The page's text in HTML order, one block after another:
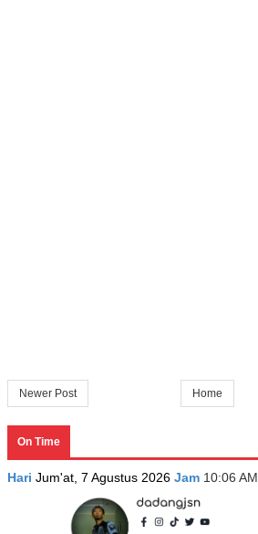
Newer Post Home
On Time
Hari Jum'at, 7 Agustus 2026 Jam 10:06 AM